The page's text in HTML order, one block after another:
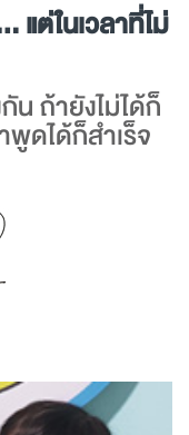
แต่ในเวลาที่ไม่
น ถ้ายังไม่ได้ก็
พูดได้ก็สำเร็จ